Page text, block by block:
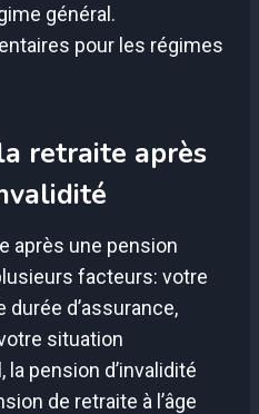
général.
pour les régimes
retraite après
après une pension
facteurs: votre
d’assurance,
situation
la pension d’invalidité
de retraite à l’âge